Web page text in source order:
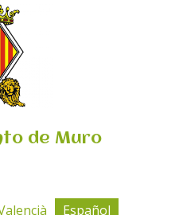
de Muro
Español